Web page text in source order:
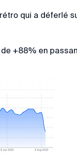
qui a déferlé
+88% en